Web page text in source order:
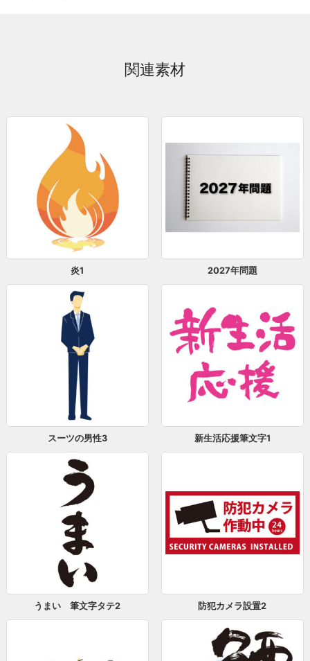
関連素材
炎1 2027年問題
スーツの男性3 新生活応援筆文字1
うまい 筆文字タテ2 防犯カメラ設置2